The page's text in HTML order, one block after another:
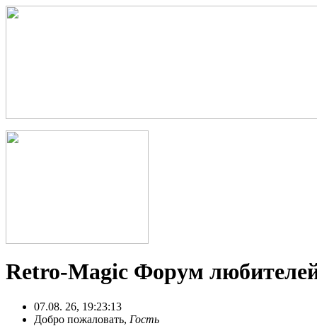
Retro-Magic Форум
07.08. 26, 19:23:13
Добро пожаловать, Гость